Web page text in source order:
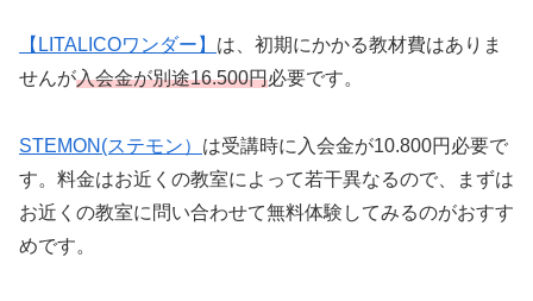
【LITALICOワンダー】 は、初期にかかる教材費はありま
せんが入会金が別途16.500円必要です。
STEMON(ステモン） は受講時に入会金が10.800円必要で
す。料金はお近くの教室によって若干異なるので、まずは
お近くの教室に問い合わせて無料体験してみるのがおすす
めです。